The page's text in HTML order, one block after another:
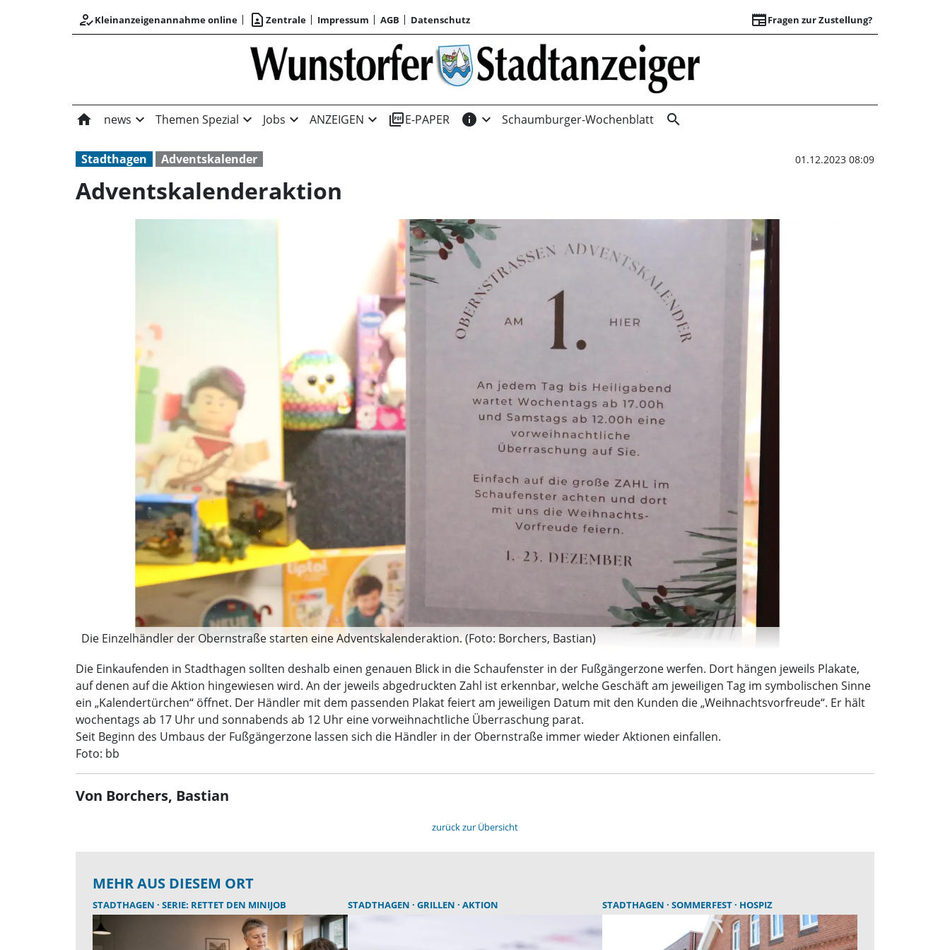
how_to_regKleinanzeigenannahme online contact_page Zentrale Impressum AGB Datenschutz newspaperFragen zur Zustellung?
home news expand_more Themen Spezial expand_more Jobs expand_more ANZEIGEN expand_more picture_as_pdfE-PAPER info expand_more Schaumburger-Wochenblatt search
Stadthagen Adventskalender 01.12.2023 08:09
Adventskalenderaktion
Die Einzelhändler der Obernstraße starten eine Adventskalenderaktion. (Foto: Borchers, Bastian)
Die Einkaufenden in Stadthagen sollten deshalb einen genauen Blick in die Schaufenster in der Fußgängerzone werfen. Dort hängen jeweils Plakate,
auf denen auf die Aktion hingewiesen wird. An der jeweils abgedruckten Zahl ist erkennbar, welche Geschäft am jeweiligen Tag im symbolischen Sinne
ein „Kalendertürchen“ öffnet. Der Händler mit dem passenden Plakat feiert am jeweiligen Datum mit den Kunden die „Weihnachtsvorfreude“. Er hält
wochentags ab 17 Uhr und sonnabends ab 12 Uhr eine vorweihnachtliche Überraschung parat.
Seit Beginn des Umbaus der Fußgängerzone lassen sich die Händler in der Obernstraße immer wieder Aktionen einfallen.
Foto: bb
Von Borchers, Bastian
zurück zur Übersicht
MEHR AUS DIESEM ORT
STADTHAGEN SERIE: RETTET DEN MINIJOB STADTHAGEN GRILLEN AKTION STADTHAGEN SOMMERFEST HOSPIZ